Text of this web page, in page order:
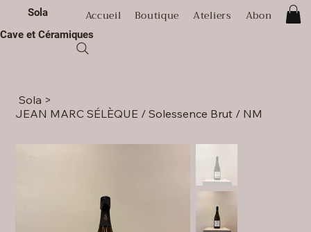
Cave et Céramiques
Sola Accueil Boutique Ateliers
Sola >
JEAN MARC SÉLÈQUE / Solessence Brut / NM